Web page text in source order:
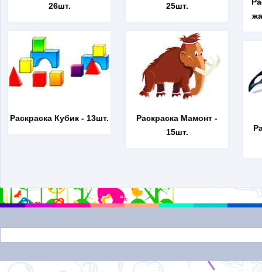
26шт.
Раскраска Кубик - 13шт.
25шт.
Раскраска Мамонт -
15шт.